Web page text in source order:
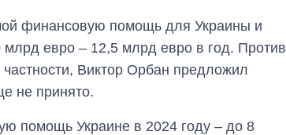
финансовую помощь для Украины и
млрд евро – 12,5 млрд евро в год. Против
Виктор Орбан предложил
не принято.
помощь Украине в 2024 году – до 8